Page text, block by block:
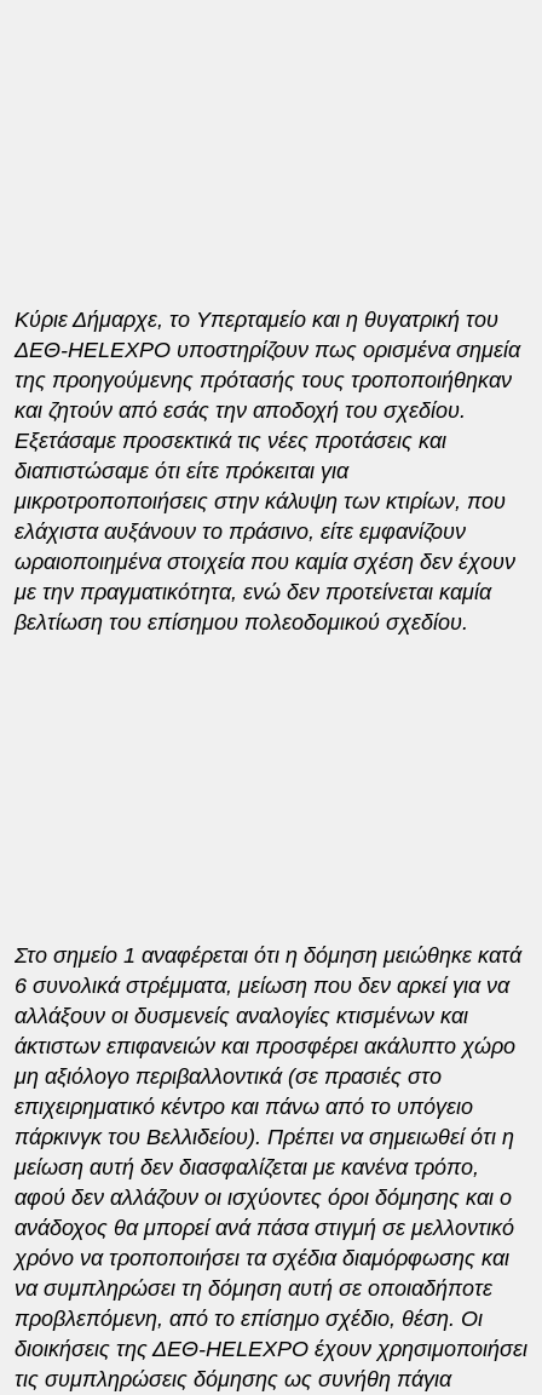
Κύριε Δήμαρχε, το Υπερταμείο και η θυγατρική του
ΔΕΘ-HELEXPO υποστηρίζουν πως ορισμένα σημεία
της προηγούμενης πρότασής τους τροποποιήθηκαν
και ζητούν από εσάς την αποδοχή του σχεδίου.
Εξετάσαμε προσεκτικά τις νέες προτάσεις και
διαπιστώσαμε ότι είτε πρόκειται για
μικροτροποποιήσεις στην κάλυψη των κτιρίων, που
ελάχιστα αυξάνουν το πράσινο, είτε εμφανίζουν
ωραιοποιημένα στοιχεία που καμία σχέση δεν έχουν
με την πραγματικότητα, ενώ δεν προτείνεται καμία
βελτίωση του επίσημου πολεοδομικού σχεδίου.
Στο σημείο 1 αναφέρεται ότι η δόμηση μειώθηκε κατά
6 συνολικά στρέμματα, μείωση που δεν αρκεί για να
αλλάξουν οι δυσμενείς αναλογίες κτισμένων και
άκτιστων επιφανειών και προσφέρει ακάλυπτο χώρο
μη αξιόλογο περιβαλλοντικά (σε πρασιές στο
επιχειρηματικό κέντρο και πάνω από το υπόγειο
πάρκινγκ του Βελλιδείου). Πρέπει να σημειωθεί ότι η
μείωση αυτή δεν διασφαλίζεται με κανένα τρόπο,
αφού δεν αλλάζουν οι ισχύοντες όροι δόμησης και ο
ανάδοχος θα μπορεί ανά πάσα στιγμή σε μελλοντικό
χρόνο να τροποποιήσει τα σχέδια διαμόρφωσης και
να συμπληρώσει τη δόμηση αυτή σε οποιαδήποτε
προβλεπόμενη, από το επίσημο σχέδιο, θέση. Οι
διοικήσεις της ΔΕΘ-HELEXPO έχουν χρησιμοποιήσει
τις συμπληρώσεις δόμησης ως συνήθη πάγια